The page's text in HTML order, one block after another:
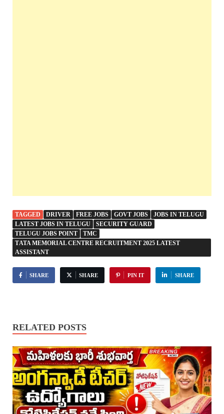
TAGGED DRIVER FREE JOBS GOVT JOBS
JOBS IN TELUGU
LATEST JOBS IN TELUGU
SECURITY GUARD
TELUGU JOBS POINT
TMC
ΤATA ΜEMORIAL CENTRE RECRUITMENT 2025 LATEST
ASSISTANT
SHARE SHARE PIN IT SHARE
RELATED POSTS